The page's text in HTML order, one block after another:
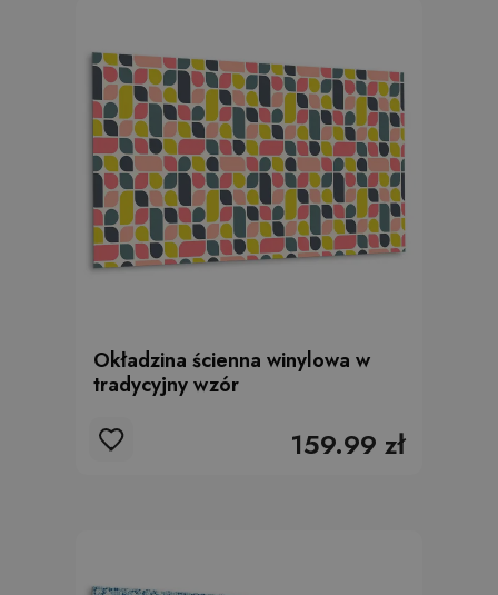
Okładzina ścienna winylowa w
tradycyjny wzór
159.99 zł